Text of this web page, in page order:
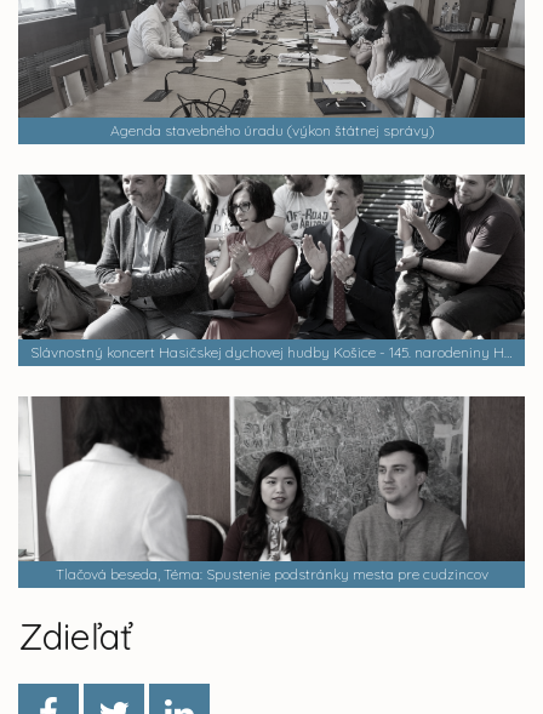
Agenda stavebného úradu (výkon štátnej správy)
Slávnostný koncert Hasičskej dychovej hudby Košice - 145. narodeniny Hasičskej dychovej hudby Košice
Tlačová beseda, Téma: Spustenie podstránky mesta pre cudzincov
Zdieľať